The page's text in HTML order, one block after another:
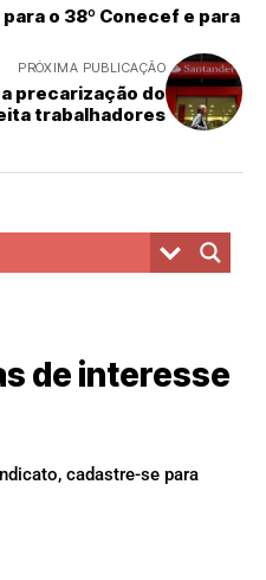
o 38º Conecef e para
PRÓXIMA PUBLICAÇÃO
precarização do
trabalhadores
de interesse
cadastre-se para